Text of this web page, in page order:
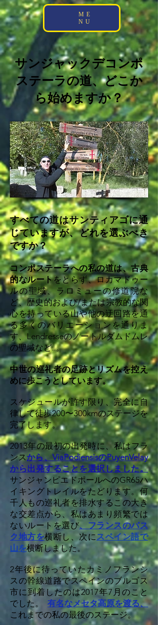
;
ME
NU
サンジャックデコンポ
ステーラの道、どこか
ら始めますか？
すべての道はサンティアゴに通
じていますが、どれを選ぶべき
ですか？
コンポステーラへの私の道は、古典
的なルートをとらず、ロカマドゥー
ルの聖域、ラロミューの修道院な
ど、歴史的および/または宗教的な関
心を持っている山や他の迂回路を通
る多くのバリエーションを通りま
す、Lendresseのノートルダムドムレ
の聖域など..。
中世の巡礼者の足跡とリズムを控え
めに歩こうとしています。
スケジュールが許す限り、完全に自
律して徒歩200〜300kmのステージを
完了します。
2013年の最初の出発時に、私はフラ
ンスから、ViaPodiensisのPuyenVelay
から出発することを選択しました。
サンジャンピエドポールへのGR65ハ
イキングトレイルをたどります。何
千人もの巡礼者を排水するこの大き
な交差点から、私はあまり頻繁では
ないルートを選び、フランスのバス
ク地方を横断し、次にスペイン語で
山を横断しました。
2年後に待っていたカミノフランシ
スの幹線道路でスペインのブルゴス
市に到着したのは2017年7月のこと
でした。
有名なメセタ高原を渡る、
これまでの私の最後のステージ。